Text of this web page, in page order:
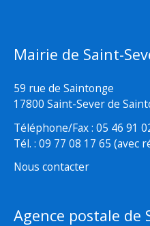
Mairie de Saint-
59 rue de Saintonge
17800 Saint-Sever de
Téléphone/Fax : 05 46 91
Tél. : 09 77 08 17 65 (avec
Nous contacter
Agence postale de